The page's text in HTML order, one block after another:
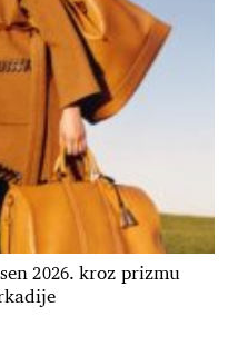
2026. kroz prizmu